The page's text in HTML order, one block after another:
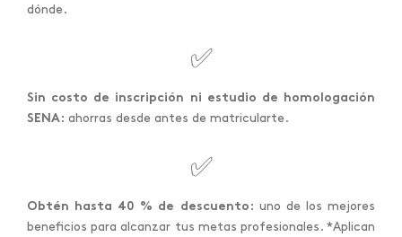
dónde.
✅
Sin costo de inscripción ni estudio de homologación
SENA: ahorras desde antes de matricularte.
✅
Obtén hasta 40 % de descuento: uno de los mejores
beneficios para alcanzar tus metas profesionales. *Aplican